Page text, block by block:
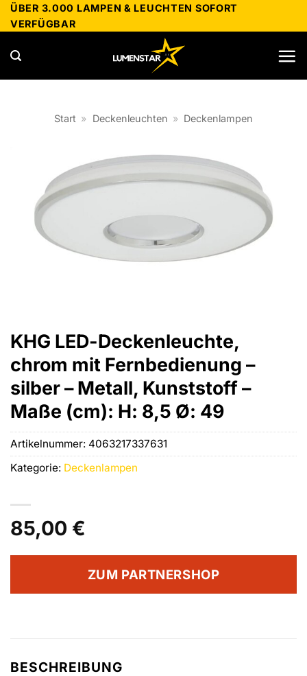
Zum
Inhalt
springen
ÜBER 3.000 LAMPEN & LEUCHTEN SOFORT
VERFÜGBAR
Start » Deckenleuchten » Deckenlampen
KHG LED-Deckenleuchte,
chrom mit Fernbedienung –
silber – Metall, Kunststoff –
Maße (cm): H: 8,5 Ø: 49
85,00 €
ZUM PARTNERSHOP
Artikelnummer: 4063217337631
Kategorie: Deckenlampen
BESCHREIBUNG